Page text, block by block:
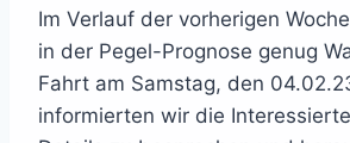
Im Verlauf der vorherigen
in der Pegel-Prognose genug
Fahrt am Samstag, den
informierten wir die